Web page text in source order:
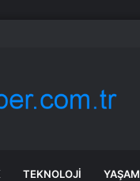
TEKNOLOJI YAŞAM